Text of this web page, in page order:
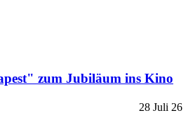
zum Jubiläum ins Kino
28 Juli 26